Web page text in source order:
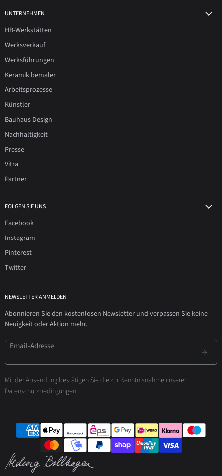
UNTERNEHMEN
HB-Werkstätten
Werksverkauf
Werksführungen
Keramik bemalen
Arbeitsprozesse
Künstler
Bauhaus Design
Nachhaltigkeit
Presse
Vitra
Partner
FOLGEN SIE UNS
Facebook
Instagram
Pinterest
Twitter
NEWSLETTER ANMELDEN
Abonnieren Sie den kostenlosen Newsletter und verpassen Sie keine
Neuigkeit oder Aktion mehr.
Email-Adresse
Mit der Absendung bestätigen Sie die zur Kenntnisnahme unserer
Datenschutzbedingungen.